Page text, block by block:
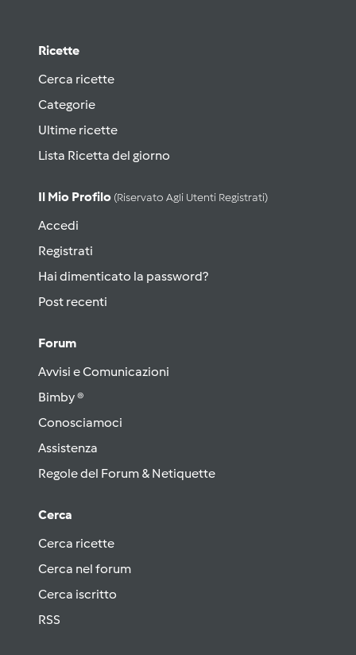
Ricette
Cerca ricette
Categorie
Ultime ricette
Lista Ricetta del giorno
Il Mio Profilo (riservato Agli Utenti Registrati)
Accedi
Registrati
Hai dimenticato la password?
Post recenti
Forum
Avvisi e Comunicazioni
Bimby ®
Conosciamoci
Assistenza
Regole del Forum & Netiquette
Cerca
Cerca ricette
Cerca nel forum
Cerca iscritto
RSS